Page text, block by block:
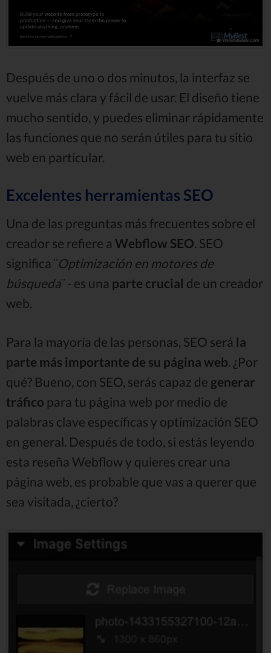
Después de uno o dos minutos, la interfaz se
vuelve más clara y fácil de usar. El diseño tiene
mucho sentido, y puedes eliminar rápidamente
las funciones que no serán útiles para tu sitio
web en particular.
Excelentes herramientas SEO
Una de las preguntas más frecuentes sobre el
creador se refiere a Webflow SEO . SEO
significa ¨Optimización en motores de
búsqueda¨ - es una parte crucial de un creador
web.
Para la mayoría de las personas, SEO será la
parte más importante de su página web . ¿Por
qué? Bueno, con SEO, serás capaz de generar
tráfico para tu página web por medio de
palabras clave específicas y optimización SEO
en general. Después de todo, si estás leyendo
esta reseña Webflow y quieres crear una
página web, es probable que vas a querer que
sea visitada, ¿cierto?